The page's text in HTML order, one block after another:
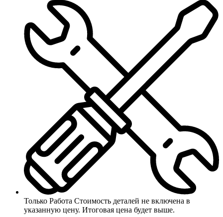
Только Работа Стоимость деталей не включена в
указанную цену. Итоговая цена будет выше.